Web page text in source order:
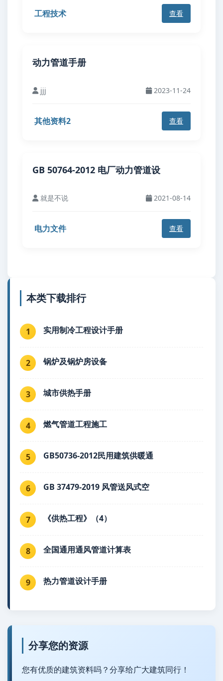
工程技术 查看
动力管道手册
jjj 2023-11-24
其他资料2 查看
GB 50764-2012 电厂动力管道设
就是不说 2021-08-14
电力文件 查看
本类下载排行
1 实用制冷工程设计手册
2 锅炉及锅炉房设备
3 城市供热手册
4 燃气管道工程施工
5 GB50736-2012民用建筑供暖通
6 GB 37479-2019 风管送风式空
7 《供热工程》（4）
8 全国通用通风管道计算表
9 热力管道设计手册
分享您的资源
您有优质的建筑资料吗？分享给广大建筑同行！